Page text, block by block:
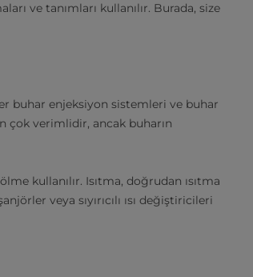
ve tanımları kullanılır. Burada, size
buhar enjeksiyon sistemleri ve buhar
çok verimlidir, ancak buharın
kullanılır. Isıtma, doğrudan ısıtma
veya sıyırıcılı ısı değiştiricileri